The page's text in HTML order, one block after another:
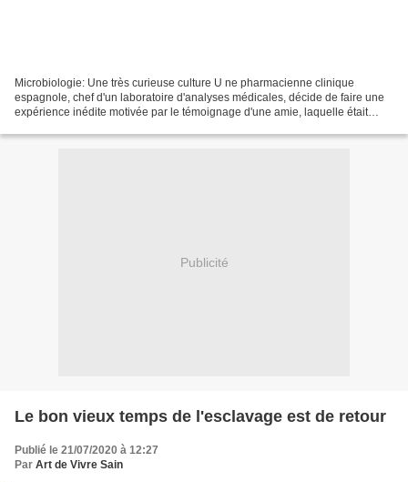
Microbiologie: Une très curieuse culture U ne pharmacienne clinique
espagnole, chef d'un laboratoire d'analyses médicales, décide de faire une
expérience inédite motivée par le témoignage d'une amie, laquelle était
Publicité
Le bon vieux temps de l'esclavage est de retour
Publié le 21/07/2020 à 12:27
Par Art de Vivre Sain